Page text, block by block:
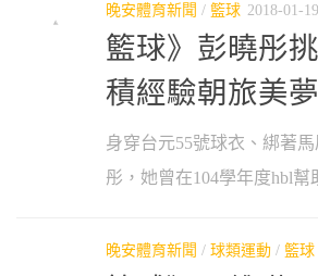
晚安體育新聞 / 籃球 2018-01-19
籃球》彭曉彤
積經驗朝旅美
身穿台元55號球衣、綁著
彤，她曾在104學年度hbl幫
晚安體育新聞 / 球類運動 / 籃球